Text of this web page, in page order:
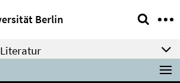
Berlin